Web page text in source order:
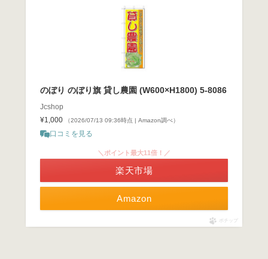
のぼり のぼり旗 貸し農園 (W600×H1800) 5-8086
Jcshop
¥1,000
（2026/07/13 09:36時点 | Amazon調べ）
口コミを見る
Amazon
＼ポイント最大11倍！／
楽天市場
ポチップ